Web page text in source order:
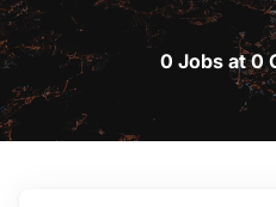
0 Jobs at 0